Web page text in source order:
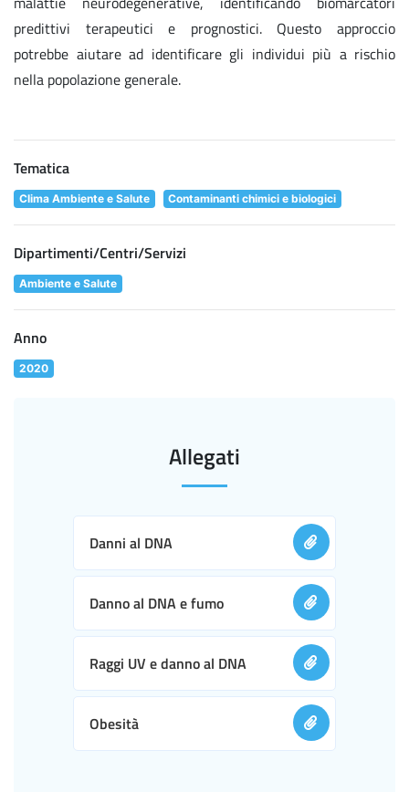
predittivi terapeutici e prognostici. Questo approccio
potrebbe aiutare ad identificare gli individui più a rischio
nella popolazione generale.
Tematica
Clima Ambiente e Salute Contaminanti chimici e biologici
Dipartimenti/Centri/Servizi
Ambiente e Salute
Anno
2020
Allegati
Danni al DNA
Danno al DNA e fumo
Raggi UV e danno al DNA
Obesità